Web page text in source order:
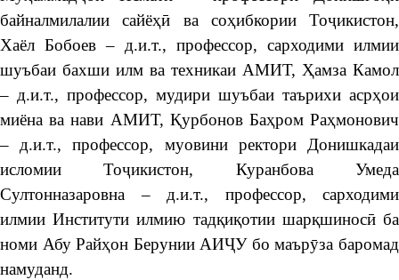
байналмилалии сайёҳӣ ва соҳибкории Тоҷикистон,
Хаёл Бобоев – д.и.т., профессор, сарходими илмии
шуъбаи бахши илм ва техникаи АМИТ, Ҳамза Камол
– д.и.т., профессор, мудири шуъбаи таърихи асрҳои
миёна ва нави АМИТ, Қурбонов Баҳром Раҳмонович
– д.и.т., профессор, муовини ректори Донишкадаи
исломии Тоҷикистон, Куранбова Умеда
Султонназаровна – д.и.т., профессор, сарходими
илмии Институти илмию тадқиқотии шарқшиносӣ ба
номи Абу Райҳон Берунии АИҶУ бо маърӯза баромад
намуданд.